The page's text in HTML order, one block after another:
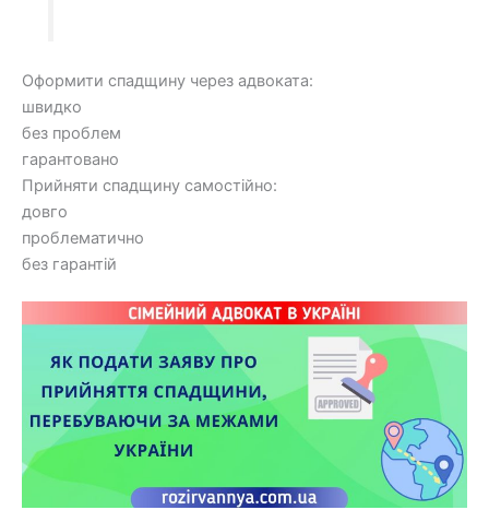
Оформити спадщину через адвоката:
швидко
без проблем
гарантовано
Прийняти спадщину самостійно:
довго
проблематично
без гарантій